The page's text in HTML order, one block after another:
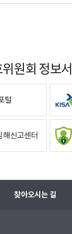
원회 정보
털
해신고센터
찾아오시는 길